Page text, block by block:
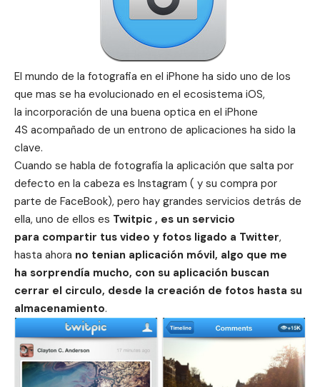
El mundo de la fotografia en el iPhone ha sido uno de los
que mas se ha evolucionado en el ecosistema iOS,
la incorporación de una buena optica en el iPhone
4S acompañado de un entrono de aplicaciones ha sido la
clave.
Cuando se habla de fotografía la aplicación que salta por
defecto en la cabeza es Instagram ( y su compra por
parte de FaceBook), pero hay grandes servicios detrás de
ella, uno de ellos es Twitpic , es un servicio
para compartir tus video y fotos ligado a Twitter,
hasta ahora no tenian aplicación móvil, algo que me
ha sorprendía mucho, con su aplicación buscan
cerrar el circulo, desde la creación de fotos hasta su
almacenamiento.